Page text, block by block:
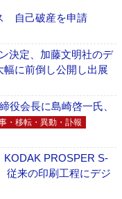
自己破産を申請
決定、加藤文明社のデ
に前倒し公開し出展
会長に島崎啓一氏、
・移転・異動・訃報
PROSPER S-
来の印刷工程にデジ